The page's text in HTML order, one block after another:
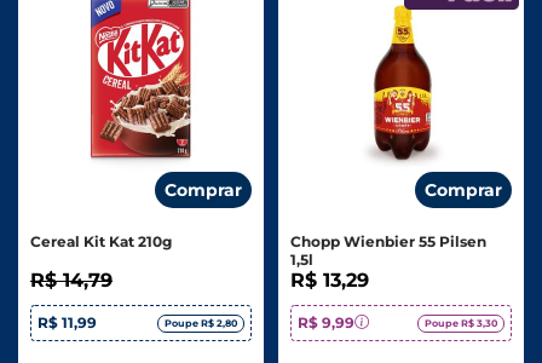
Comprar
Cereal Kit Kat 210g
R$ 14,79
R$ 11,99 Poupe R$ 2,80
Comprar
Chopp Wienbier 55 Pilsen
1,5l
R$ 13,29
R$ 9,99 Poupe R$ 3,30